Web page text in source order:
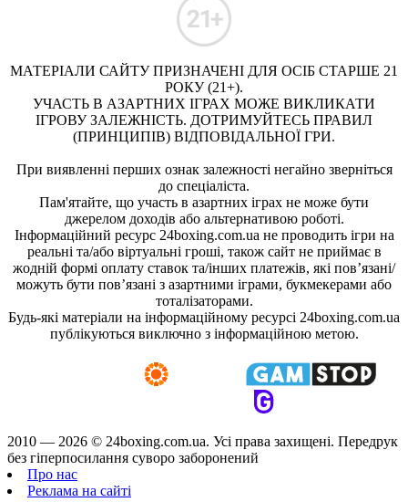
МАТЕРІАЛИ САЙТУ ПРИЗНАЧЕНІ ДЛЯ ОСІБ СТАРШЕ 21
РОКУ (21+).
УЧАСТЬ В АЗАРТНИХ ІГРАХ МОЖЕ ВИКЛИКАТИ
ІГРОВУ ЗАЛЕЖНІСТЬ. ДОТРИМУЙТЕСЬ ПРАВИЛ
(ПРИНЦИПІВ) ВІДПОВІДАЛЬНОЇ ГРИ.
При виявленні перших ознак залежності негайно зверніться
до спеціаліста.
Пам'ятайте, що участь в азартних іграх не може бути
джерелом доходів або альтернативою роботі.
Інформаційний ресурс 24boxing.com.ua не проводить ігри на
реальні та/або віртуальні гроші, також сайт не приймає в
жодній формі оплату ставок та/інших платежів, які пов’язані/
можуть бути пов’язані з азартними іграми, букмекерами або
тоталізаторами.
Будь-які матеріали на інформаційному ресурсі 24boxing.com.ua
публікуються виключно з інформаційною метою.
2010 — 2026 © 24boxing.com.ua. Усi права захищенi. Передрук
без гіперпосилання суворо заборонений
Про нас
Реклама на сайті